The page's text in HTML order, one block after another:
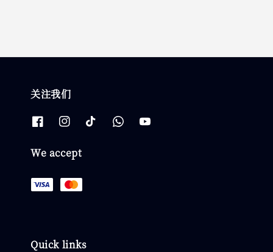
关注我们
We accept
Quick links